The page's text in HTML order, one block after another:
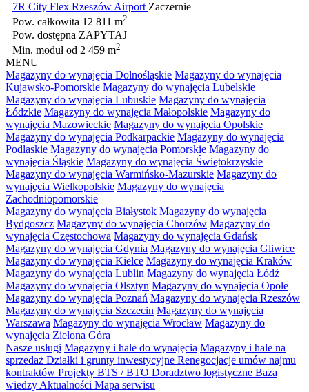
7R City Flex Rzeszów AirportZaczernie
Pow. całkowita 12 811 m2
Pow. dostępna ZAPYTAJ
Min. modułod 2 459 m2
MENU
Magazyny do wynajęcia Dolnośląskie Magazyny do wynajęcia
Kujawsko-Pomorskie Magazyny do wynajęcia Lubelskie
Magazyny do wynajęcia Lubuskie Magazyny do wynajęcia
Łódzkie Magazyny do wynajęcia Małopolskie Magazyny do
wynajęcia Mazowieckie Magazyny do wynajęcia Opolskie
Magazyny do wynajęcia Podkarpackie Magazyny do wynajęcia
Podlaskie Magazyny do wynajęcia Pomorskie Magazyny do
wynajęcia Śląskie Magazyny do wynajęcia Świętokrzyskie
Magazyny do wynajęcia Warmińsko-Mazurskie Magazyny do
wynajęcia Wielkopolskie Magazyny do wynajęcia
Zachodniopomorskie
Magazyny do wynajęcia Białystok Magazyny do wynajęcia
Bydgoszcz Magazyny do wynajęcia Chorzów Magazyny do
wynajęcia Częstochowa Magazyny do wynajęcia Gdańsk
Magazyny do wynajęcia Gdynia Magazyny do wynajęcia Gliwice
Magazyny do wynajęcia Kielce Magazyny do wynajęcia Kraków
Magazyny do wynajęcia Lublin Magazyny do wynajęcia Łódź
Magazyny do wynajęcia Olsztyn Magazyny do wynajęcia Opole
Magazyny do wynajęcia Poznań Magazyny do wynajęcia Rzeszów
Magazyny do wynajęcia Szczecin Magazyny do wynajęcia
Warszawa Magazyny do wynajęcia Wrocław Magazyny do
wynajęcia Zielona Góra
Nasze usługi Magazyny i hale do wynajęcia Magazyny i hale na
sprzedaż Działki i grunty inwestycyjne Renegocjacje umów najmu
kontraktów Projekty BTS / BTO Doradztwo logistyczne Baza
wiedzy Aktualności Mapa serwisu